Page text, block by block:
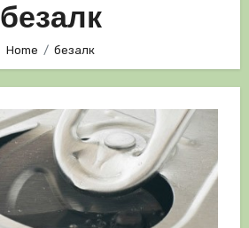
безалк
Home безалк